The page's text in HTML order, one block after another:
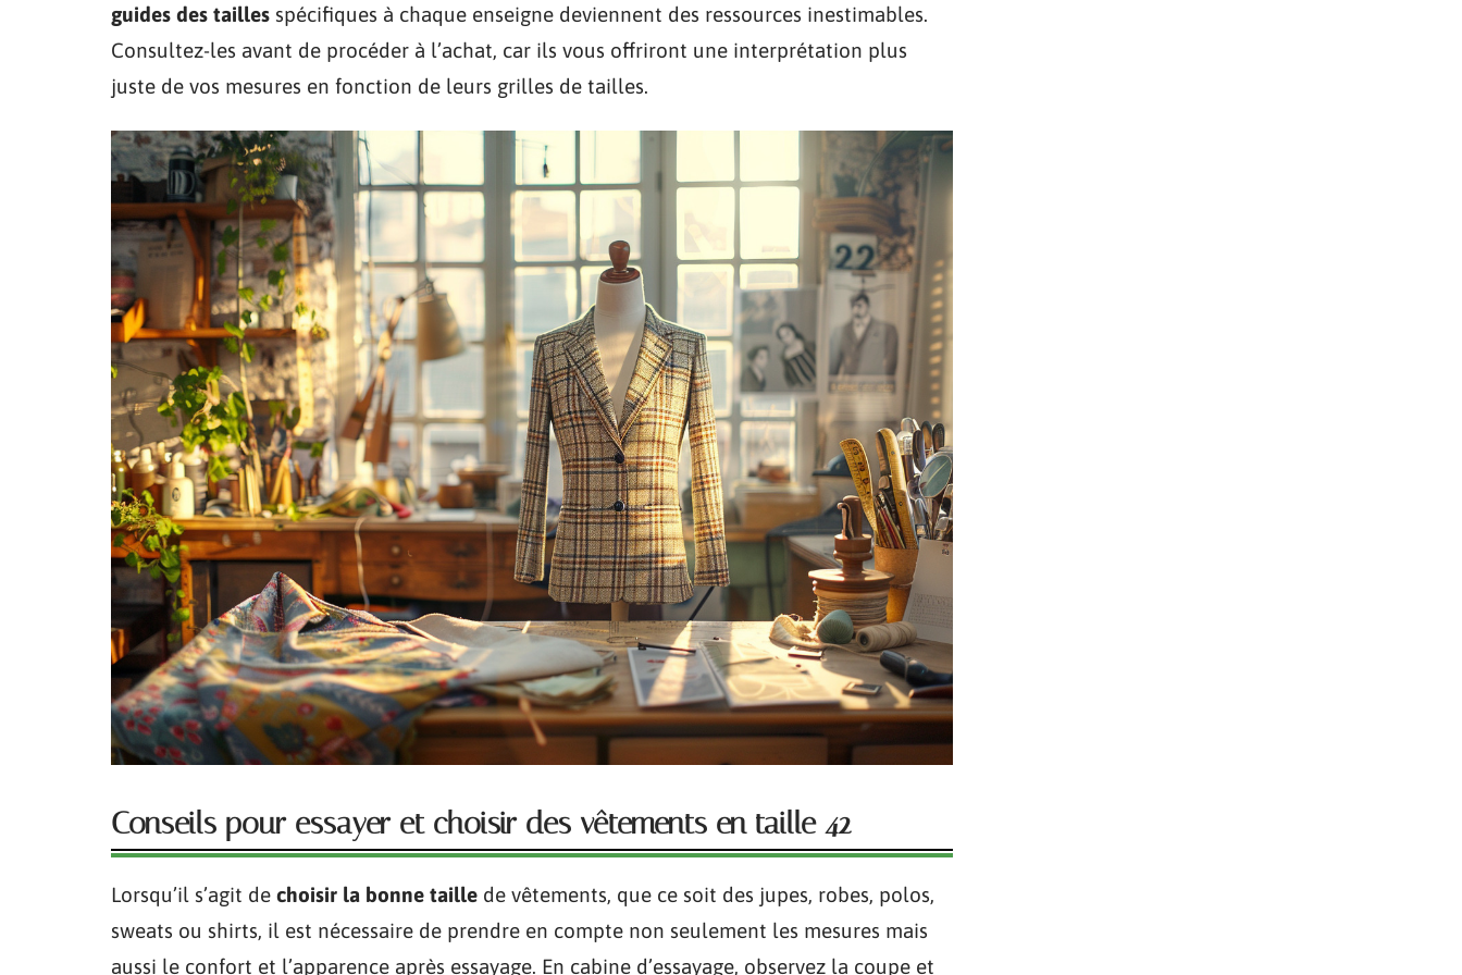
guides des tailles spécifiques à chaque enseigne deviennent des ressources inestimables.
Consultez-les avant de procéder à l’achat, car ils vous offriront une interprétation plus
juste de vos mesures en fonction de leurs grilles de tailles.
Conseils pour essayer et choisir des vêtements en taille 42
Lorsqu’il s’agit de choisir la bonne taille de vêtements, que ce soit des jupes, robes, polos,
sweats ou shirts, il est nécessaire de prendre en compte non seulement les mesures mais
aussi le confort et l’apparence après essayage. En cabine d’essayage, observez la coupe et